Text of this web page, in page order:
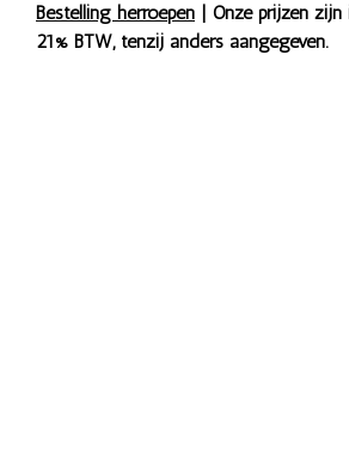
Bestelling herroepen | Onze prijzen
21% BTW, tenzij anders aangegeven.